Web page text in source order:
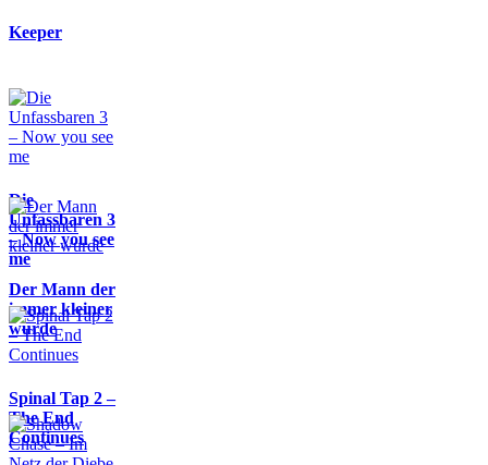
Keeper
Die
Unfassbaren 3
– Now you see
me
Der Mann der
immer kleiner
wurde
Spinal Tap 2 –
The End
Continues